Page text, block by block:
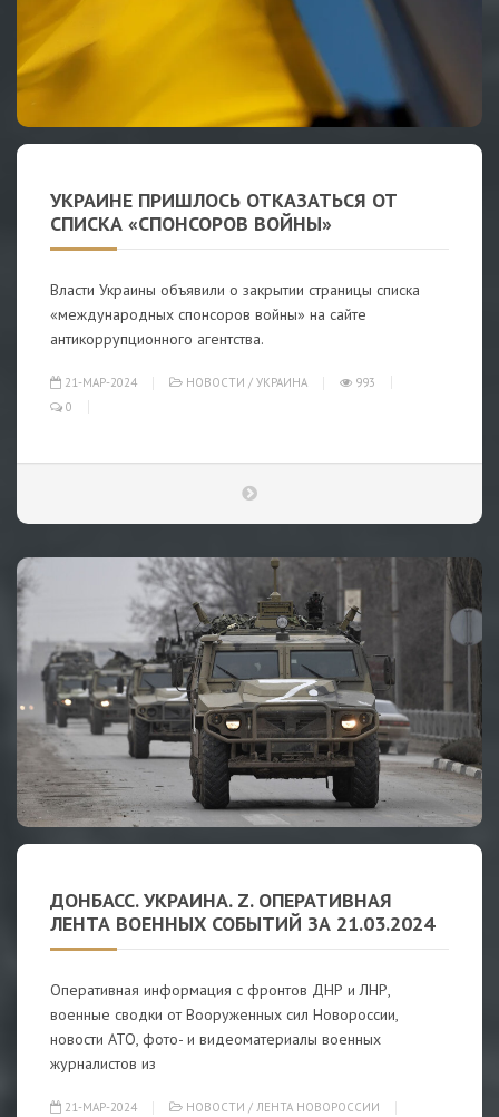
УКРАИНЕ ПРИШЛОСЬ ОТКАЗАТЬСЯ ОТ
СПИСКА «СПОНСОРОВ ВОЙНЫ»
Власти Украины объявили о закрытии страницы списка
«международных спонсоров войны» на сайте
антикоррупционного агентства.
21-МАР-2024 НОВОСТИ / УКРАИНА
993
0
ДОНБАСС. УКРАИНА. Z. ОПЕРАТИВНАЯ
ЛЕНТА ВОЕННЫХ СОБЫТИЙ ЗА 21.03.2024
Оперативная информация с фронтов ДНР и ЛНР,
военные сводки от Вооруженных сил Новороссии,
новости АТО, фото- и видеоматериалы военных
журналистов из
21-МАР-2024 НОВОСТИ / ЛЕНТА НОВОРОССИИ